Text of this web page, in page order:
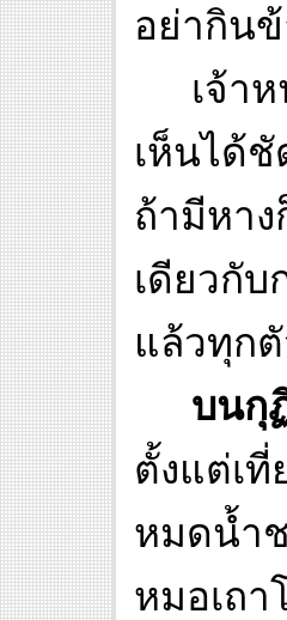
อย่ากิน
เจ้า
เห็นได้
ถ้ามีหา
เดียวกั
แล้วทุก
บนกุ
ตั้งแต่เ
หมดน้ำช
หมอเถา